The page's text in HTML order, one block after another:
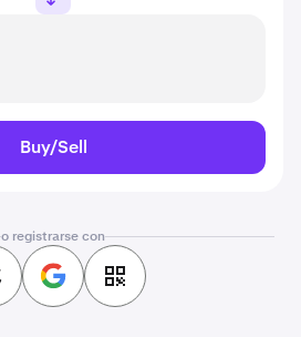
Buy/Sell
o registrarse con